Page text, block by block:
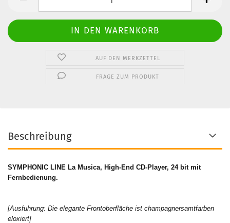
AUF DEN MERKZETTEL
FRAGE ZUM PRODUKT
Beschreibung
SYMPHONIC LINE La Musica, High-End CD-Player, 24 bit mit
Fernbedienung.
[Ausfuhrung: Die elegante Frontoberfläche ist champagnersamtfarben
eloxiert]